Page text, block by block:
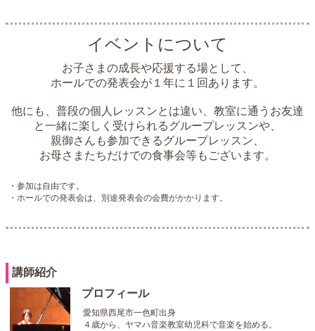
イベントについて
お子さまの成長や応援する場として、
ホールでの発表会が１年に１回あります。
他にも、普段の個人レッスンとは違い、教室に通うお友達
と一緒に楽しく受けられるグループレッスンや、
親御さんも参加できるグループレッスン、
お母さまたちだけでの食事会等もございます。
・参加は自由です。
・ホールでの発表会は、別途発表会の会費がかかります。
講師紹介
プロフィール
愛知県西尾市一色町出身
４歳から、ヤマハ音楽教室幼児科で音楽を始める。